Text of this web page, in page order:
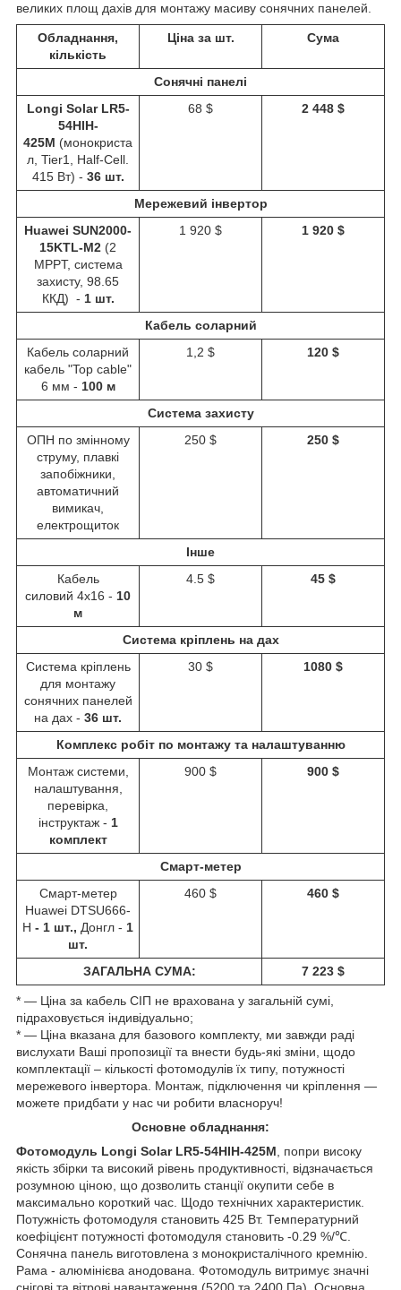
великих площ дахів для монтажу масиву сонячних панелей.
Обладнання,
кількість
Ціна за шт. Сума
Сонячні панелі
Longi Solar LR5-
54HIH-
425M (монокриста
л, Tier1, Half-Cell.
415 Вт) - 36 шт.
68 $ 2 448 $
Мережевий інвертор
Huawei SUN2000-
15KTL-M2 (2
MPPT, система
захисту, 98.65
ККД) - 1 шт.
1 920 $ 1 920 $
Кабель соларний
Кабель соларний
кабель "Top cable"
6 мм - 100 м
1,2 $ 120 $
Система захисту
ОПН по змінному
струму, плавкі
запобіжники,
автоматичний
вимикач,
електрощиток
250 $ 250 $
Інше
Кабель
силовий 4х16 - 10
м
4.5 $ 45 $
Система кріплень на дах
Система кріплень
для монтажу
сонячних панелей
на дах - 36 шт.
30 $ 1080 $
Комплекс робіт по монтажу та налаштуванню
Монтаж системи,
налаштування,
перевірка,
інструктаж - 1
комплект
900 $ 900 $
Смарт-метер
Смарт-метер
Huawei DTSU666-
H - 1 шт., Донгл - 1
шт.
460 $ 460 $
ЗАГАЛЬНА СУМА: 7 223 $
* ― Ціна за кабель СІП не врахована у загальній сумі,
підраховується індивідуально;
* ― Ціна вказана для базового комплекту, ми завжди раді
вислухати Ваші пропозиції та внести будь-які зміни, щодо
комплектації – кількості фотомодулів їх типу, потужності
мережевого інвертора. Монтаж, підключення чи кріплення ―
можете придбати у нас чи робити власноруч!
Основне обладнання:
Фотомодуль Longi Solar LR5-54HIH-425M , попри високу
якість збірки та високий рівень продуктивності, відзначається
розумною ціною, що дозволить станції окупити себе в
максимально короткий час. Щодо технічних характеристик.
Потужність фотомодуля становить 425 Вт. Температурний
коефіцієнт потужності фотомодуля становить -0.29 %/℃.
Сонячна панель виготовлена з монокристалічного кремнію.
Рама - алюмінієва анодована. Фотомодуль витримує значні
снігові та вітрові навантаження (5200 та 2400 Па). Основна